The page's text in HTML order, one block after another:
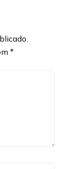
*